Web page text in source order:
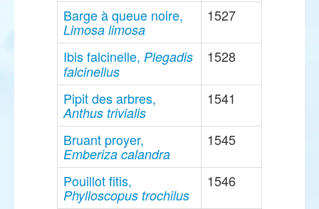
Barge à queue noire,
Limosa limosa
1527
Ibis falcinelle, Plegadis
falcinellus
1528
Pipit des arbres,
Anthus trivialis
1541
Bruant proyer,
Emberiza calandra
1545
Pouillot fitis,
Phylloscopus trochilus
1546